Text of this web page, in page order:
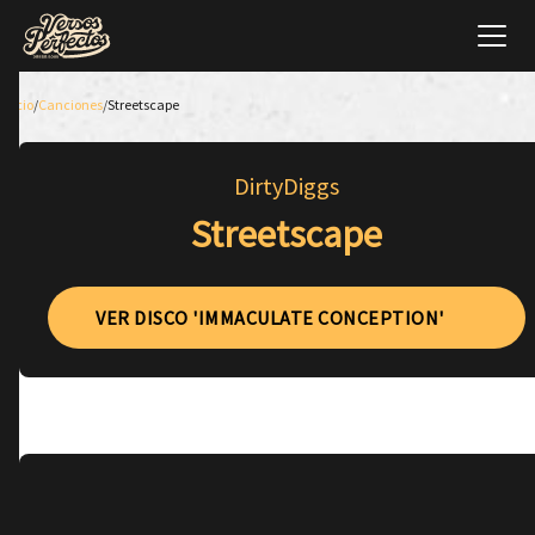
Inicio/Canciones/Streetscape
DirtyDiggs
Streetscape
VER DISCO 'IMMACULATE CONCEPTION'